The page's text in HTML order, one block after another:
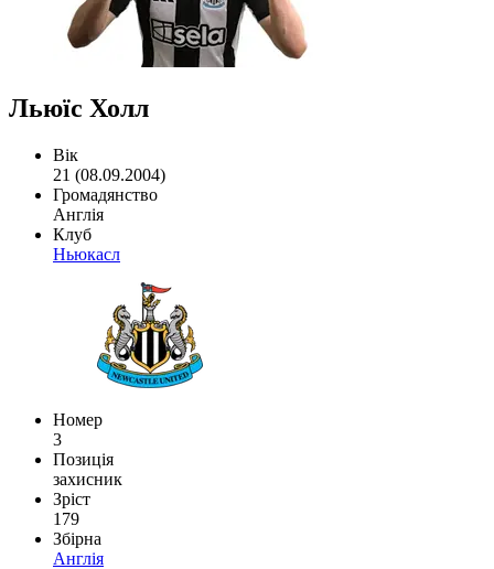
Льюїс Холл
Вік
21 (08.09.2004)
Громадянство
Англія
Клуб
Ньюкасл
Номер
3
Позиція
захисник
Зріст
179
Збірна
Англія